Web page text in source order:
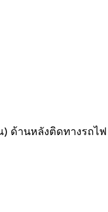
ด้านหลังติดทางรถไ